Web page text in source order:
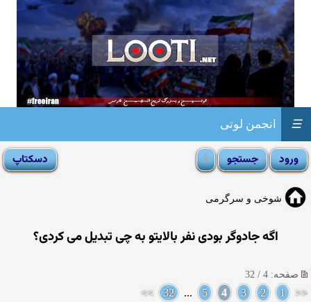
انجمن لوتی ☰
شوخی و سرگرمی
اگه جادوگر بودی نفر بالایتو به چی تبدیل می کردی؟
صفحه: 4 / 32
<<
1
2
3
4
5
...
32
>>